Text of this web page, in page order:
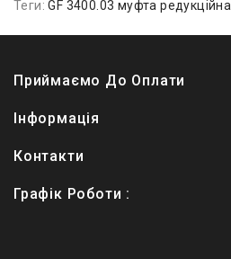
Теги:GF 3400.03 муфта редукційна
Приймаємо До Оплати
Інформація
Контакти
Графік Роботи :